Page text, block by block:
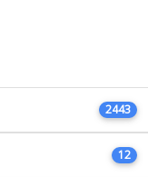
2443
12